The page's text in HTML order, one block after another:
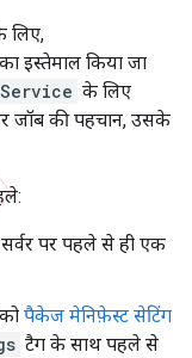
लिए,
इस्तेमाल किया जा
के लिए
जॉब की पहचान, उसके
पर पहले से ही एक
पैकेज मेनिफ़ेस्ट सेटिंग
टैग के साथ पहले से